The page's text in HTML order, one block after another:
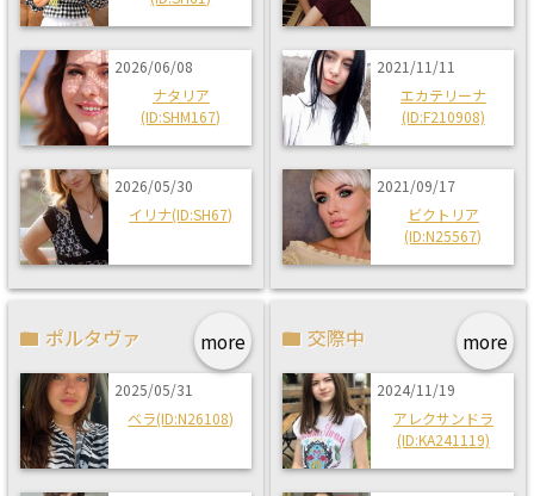
2026/06/08
ナタリア
(ID:SHM167)
2026/05/30
イリナ(ID:SH67)
2021/11/11
エカテリーナ
(ID:F210908)
2021/09/17
ビクトリア
(ID:N25567)
more
ポルタヴァ
2025/05/31
ベラ(ID:N26108)
more
交際中
2024/11/19
アレクサンドラ
(ID:KA241119)